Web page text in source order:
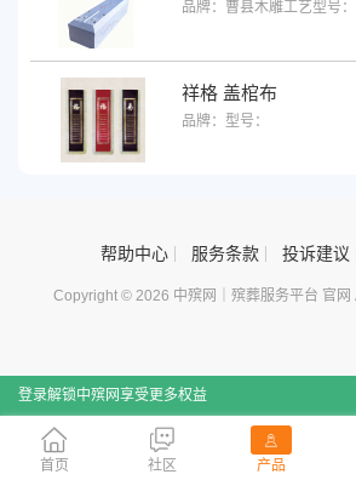
品牌：曹县木雕工艺型号
祥格 盖棺布
品牌： 型号：
帮助中心 服务条款 投诉建议
Copyright © 2026 中殡网｜殡葬服务平台 官
登录解锁中殡网享受更多权益
首页 社区 产品